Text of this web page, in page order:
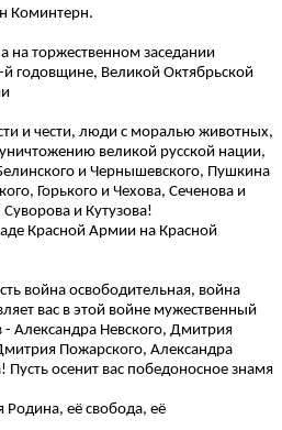
Коминтерн.
на торжественном заседании
годовщине, Великой Октябрьской
и чести, люди с моралью животных,
великой русской нации,
и Чернышевского, Пушкина
Горького и Чехова, Сеченова и
и Кутузова!
Красной Армии на Красной
война освободительная, война
вас в этой войне мужественный
Александра Невского, Дмитрия
Пожарского, Александра
осенит вас победоносное знамя
Родина, её свобода, её